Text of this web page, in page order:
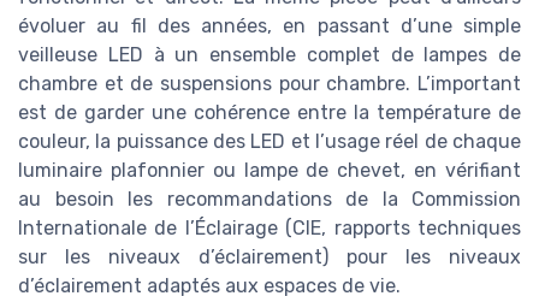
évoluer au fil des années, en passant d’une simple
veilleuse LED à un ensemble complet de lampes de
chambre et de suspensions pour chambre. L’important
est de garder une cohérence entre la température de
couleur, la puissance des LED et l’usage réel de chaque
luminaire plafonnier ou lampe de chevet, en vérifiant
au besoin les recommandations de la Commission
Internationale de l’Éclairage (CIE, rapports techniques
sur les niveaux d’éclairement) pour les niveaux
d’éclairement adaptés aux espaces de vie.